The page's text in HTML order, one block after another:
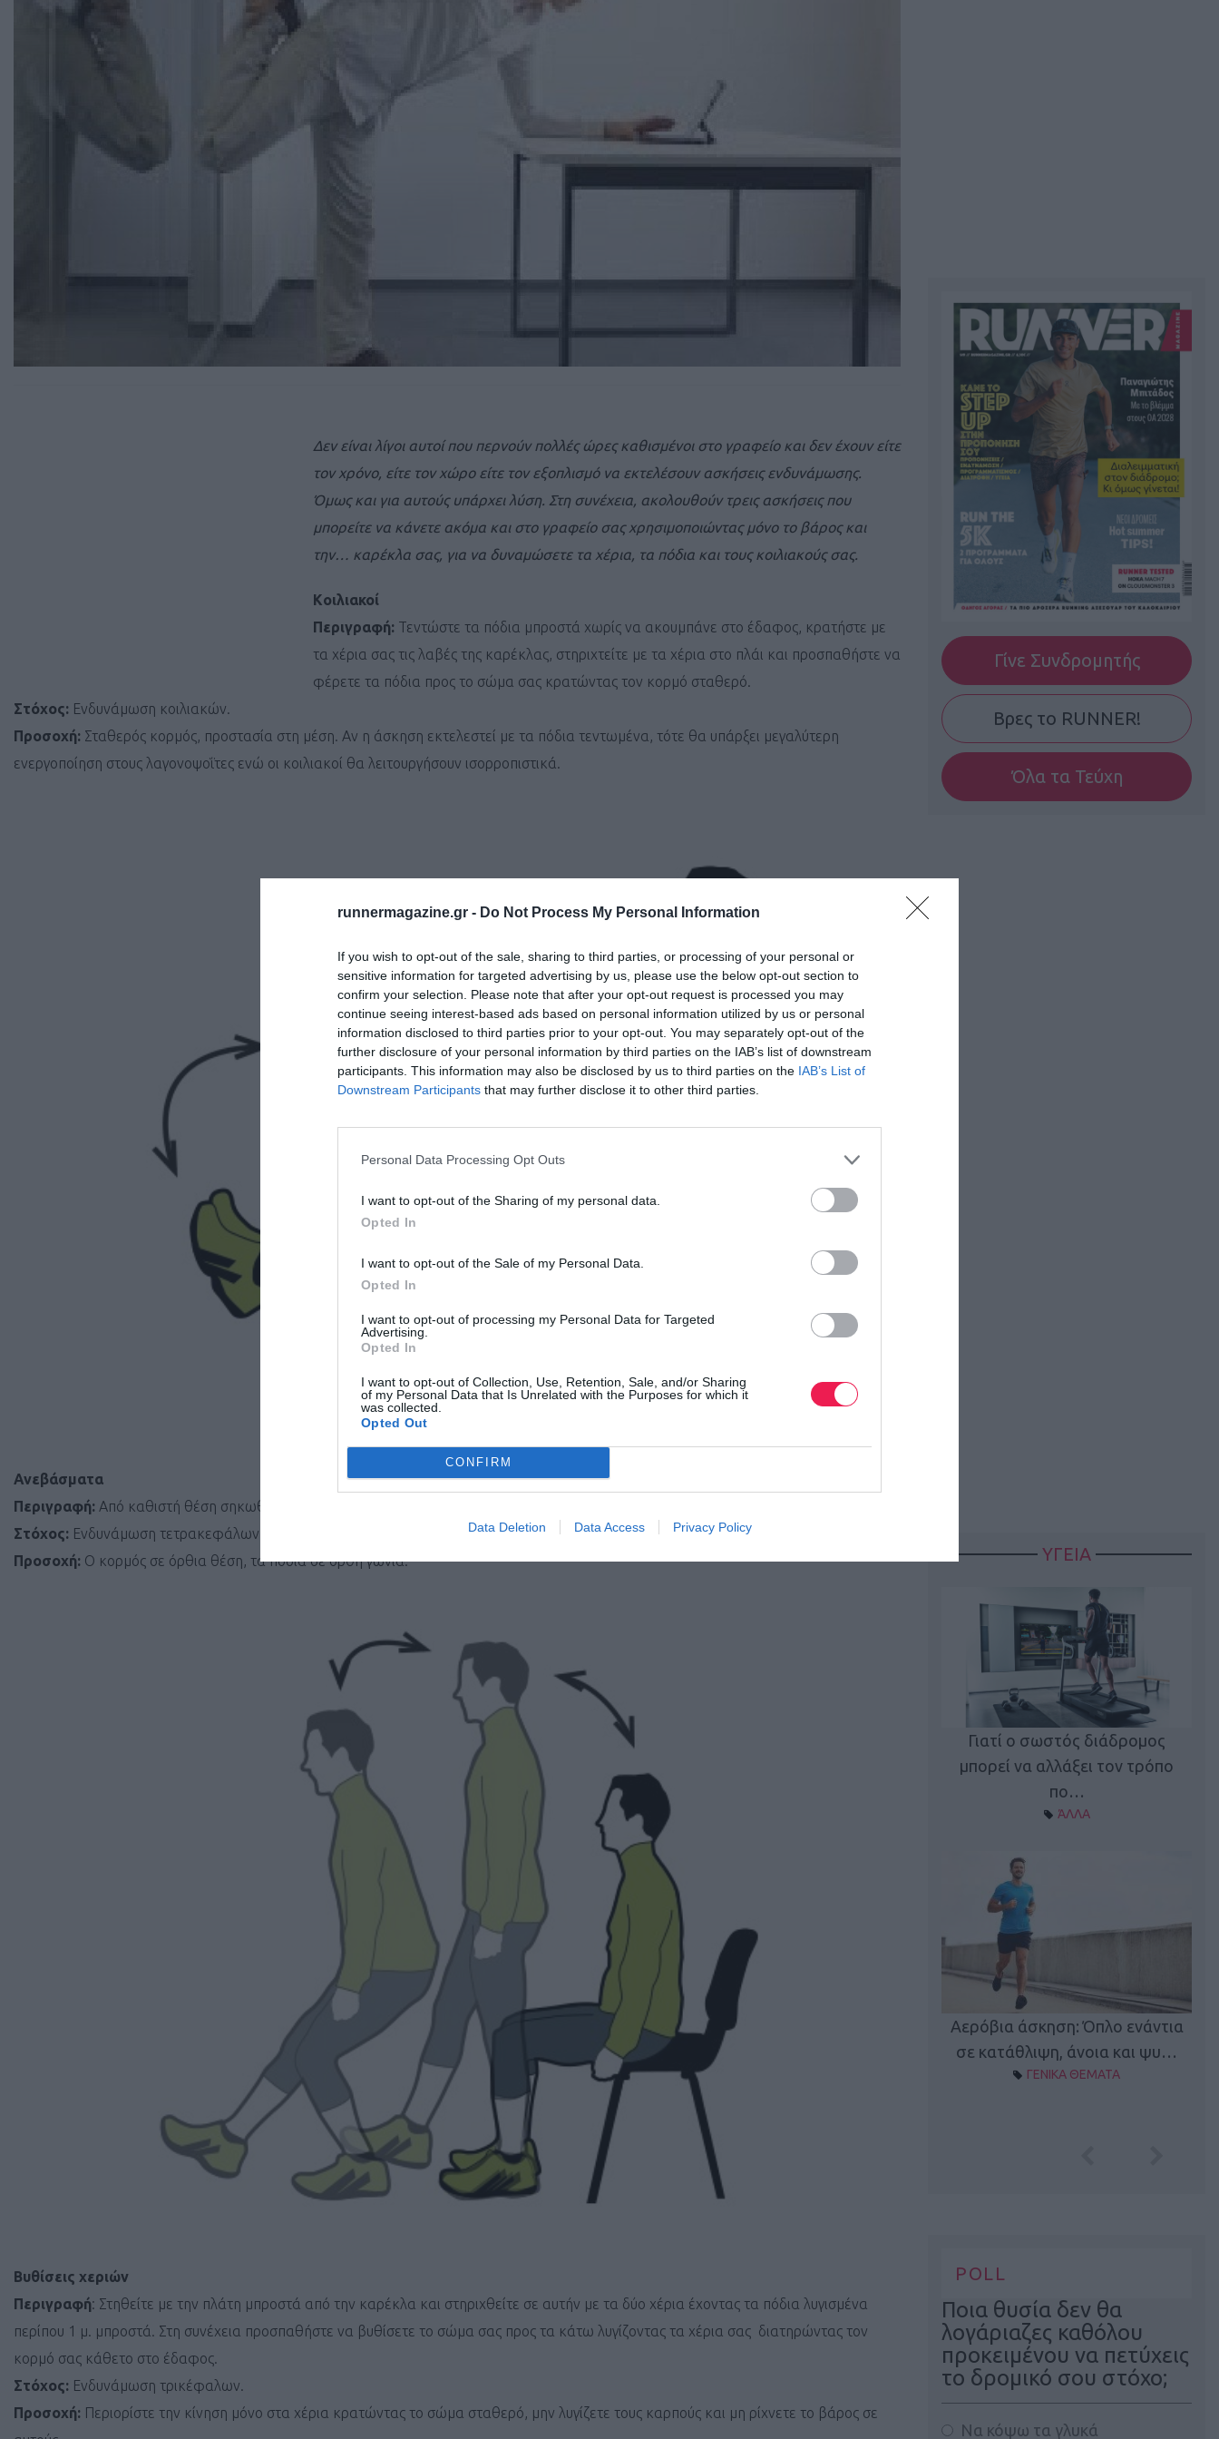
runnermagazine.gr - Do Not Process My Personal Information
If you wish to opt-out of the sale, sharing to third parties, or processing of your personal or
sensitive information for targeted advertising by us, please use the below opt-out section to
confirm your selection. Please note that after your opt-out request is processed you may
continue seeing interest-based ads based on personal information utilized by us or personal
information disclosed to third parties prior to your opt-out. You may separately opt-out of the
further disclosure of your personal information by third parties on the IAB’s list of downstream
participants. This information may also be disclosed by us to third parties on the IAB’s List of
Downstream Participants that may further disclose it to other third parties.
Personal Data Processing Opt Outs
I want to opt-out of the Sharing of my personal data.
Opted In
I want to opt-out of the Sale of my Personal Data.
Opted In
I want to opt-out of processing my Personal Data for Targeted
Advertising.
Opted In
I want to opt-out of Collection, Use, Retention, Sale, and/or Sharing
of my Personal Data that Is Unrelated with the Purposes for which it
was collected.
Opted Out
CONFIRM
Data Deletion Data Access Privacy Policy
Δεν είναι λίγοι αυτοί που περνούν πολλές ώρες καθισμένοι στο γραφείο και δεν έχουν είτε
τον χρόνο, είτε τον χώρο είτε τον εξοπλισμό να εκτελέσουν ασκήσεις ενδυνάμωσης.
Όμως και για αυτούς υπάρχει λύση. Στη συνέχεια, ακολουθούν τρεις ασκήσεις που
μπορείτε να κάνετε ακόμα και στο γραφείο σας χρησιμοποιώντας μόνο το βάρος και
την… καρέκλα σας, για να δυναμώσετε τα χέρια, τα πόδια και τους κοιλιακούς σας.
Kοιλιακοί
Περιγραφή: Τεντώστε τα πόδια μπροστά χωρίς να ακουμπάνε στο έδαφος, κρατήστε με
τα χέρια σας τις λαβές της καρέκλας, στηριχτείτε με τα χέρια στο πλάι και προσπαθήστε να
φέρετε τα πόδια προς το σώμα σας κρατώντας τον κορμό σταθερό.
Στόχος: Ενδυνάμωση κοιλιακών.
Προσοχή: Σταθερός κορμός, προστασία στη μέση. Aν η άσκηση εκτελεστεί με τα πόδια τεντωμένα, τότε θα υπάρξει μεγαλύτερη
ενεργοποίηση στους λαγονοψοΐτες ενώ οι κοιλιακοί θα λειτουργήσουν ισορροπιστικά.
Ανεβάσματα
Περιγραφή: Από καθιστή θέση σηκωθείτε όρθιοι στηριζόμενοι μόνο στο ένα πόδι.
Στόχος: Ενδυνάμωση τετρακεφάλων, γλουτιαίων, οπίσθιων μηριαίων.
Προσοχή: Ο κορμός σε όρθια θέση, τα πόδια σε ορθή γωνία.
Βυθίσεις χεριών
Περιγραφή: Στηθείτε με την πλάτη μπροστά από την καρέκλα και στηριχθείτε σε αυτήν με τα δύο χέρια έχοντας τα πόδια λυγισμένα
περίπου 1 μ. μπροστά. Στη συνέχεια προσπαθήστε να βυθίσετε το σώμα σας προς τα κάτω λυγίζοντας τα χέρια σας διατηρώντας τον
κορμό σας κάθετο στο έδαφος.
Στόχος: Ενδυνάμωση τρικέφαλων.
Προσοχή: Περιορίστε την κίνηση μόνο στα χέρια κρατώντας το σώμα σταθερό, μην λυγίζετε τους καρπούς και μη ρίχνετε το βάρος σε
Γίνε Συνδρομητής
Βρες το RUNNER!
Όλα τα Τεύχη
ΥΓΕΙΑ
New Year Resolutions: Η άσκηση
στην κορυφή για το 2026!
Γιατί ο σωστός διάδρομος
μπορεί να αλλάξει τον τρόπο
πο…
ΆΛΛΑ
Αερόβια άσκηση: Όπλο ενάντια
σε κατάθλιψη, άνοια και ψυ…
ΓΕΝΙΚΑ ΘΕΜΑΤΑ
POLL
Ποια θυσία δεν θα
λογάριαζες καθόλου
προκειμένου να πετύχεις
το δρομικό σου στόχο;
Να κόψω τα γλυκά